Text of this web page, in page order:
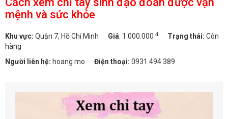
mệnh và sức khỏe
Khu vực: Quận 7, Hồ Chí Minh Giá: 1.000.000 đ Trạng thái: Còn
hàng
Người liên hệ: hoang mo Điện thoại: 0931 494 389